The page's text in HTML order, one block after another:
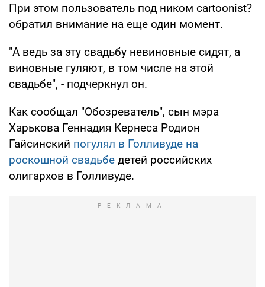
При этом пользователь под ником cartoonist?
обратил внимание на еще один момент.
"А ведь за эту свадьбу невиновные сидят, а
виновные гуляют, в том числе на этой
свадьбе", - подчеркнул он.
Как сообщал "Обозреватель", сын мэра
Харькова Геннадия Кернеса Родион
Гайсинский погулял в Голливуде на
роскошной свадьбе детей российских
олигархов в Голливуде.